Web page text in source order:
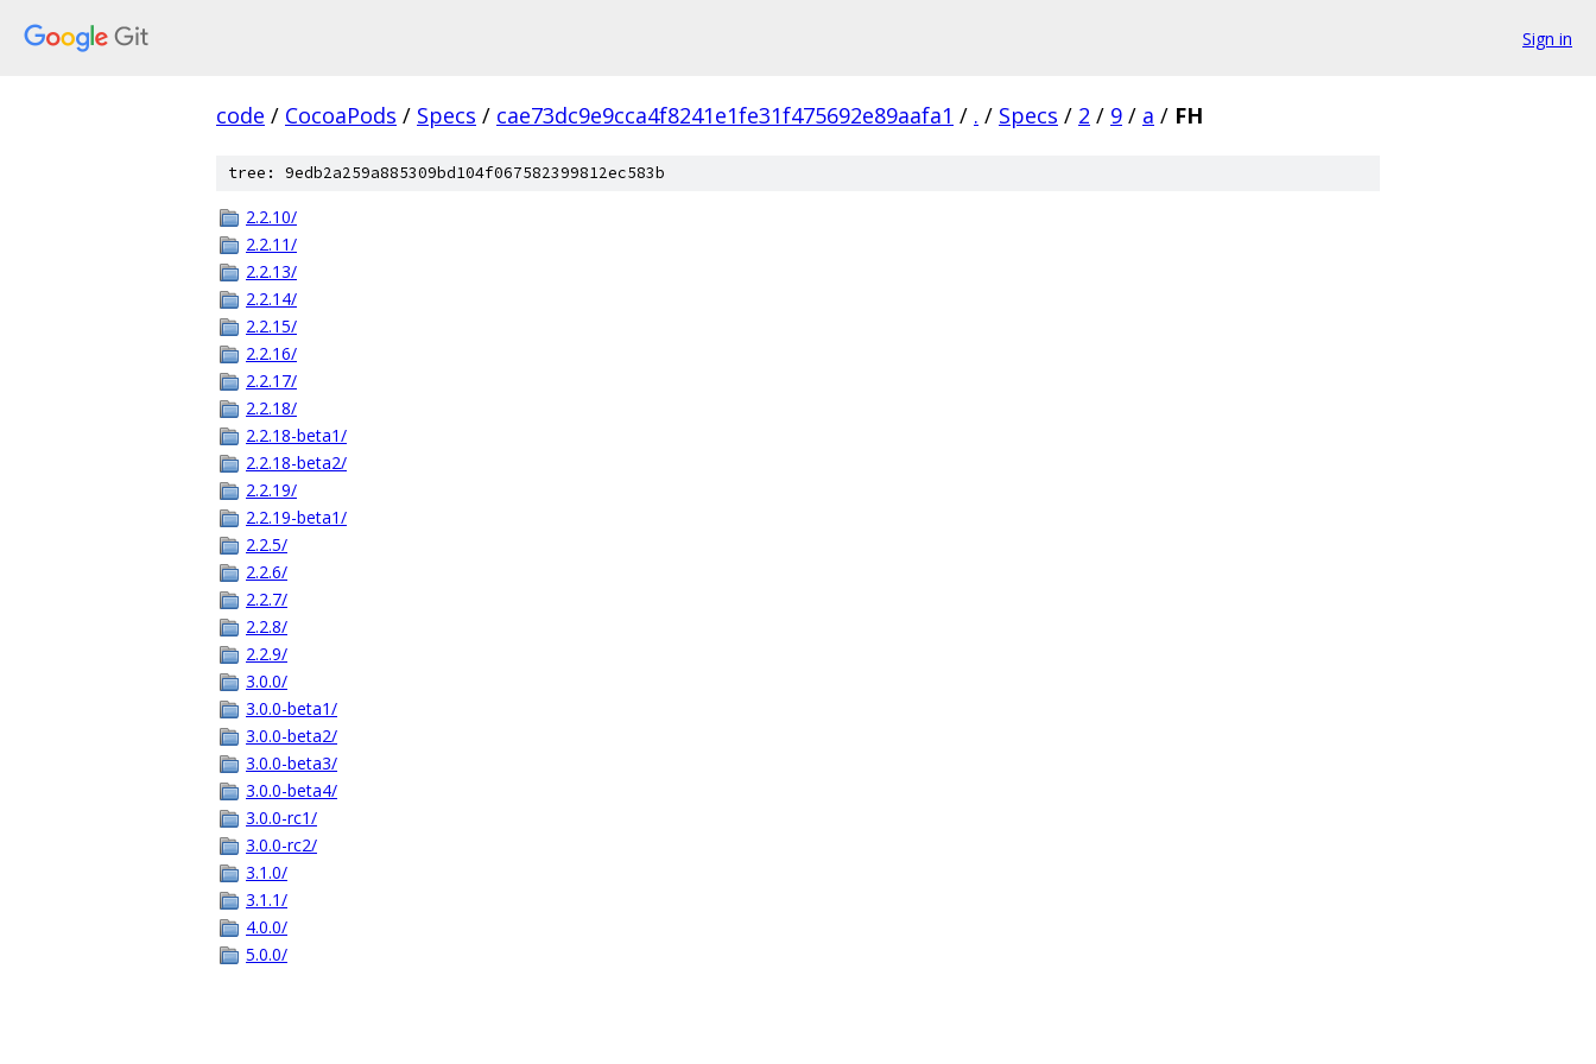
Sign in
code / CocoaPods / Specs / cae73dc9e9cca4f8241e1fe31f475692e89aafa1 / . / Specs / 2 / 9 / a / FH
tree: 9edb2a259a885309bd104f067582399812ec583b
2.2.10/
2.2.11/
2.2.13/
2.2.14/
2.2.15/
2.2.16/
2.2.17/
2.2.18/
2.2.18-beta1/
2.2.18-beta2/
2.2.19/
2.2.19-beta1/
2.2.5/
2.2.6/
2.2.7/
2.2.8/
2.2.9/
3.0.0/
3.0.0-beta1/
3.0.0-beta2/
3.0.0-beta3/
3.0.0-beta4/
3.0.0-rc1/
3.0.0-rc2/
3.1.0/
3.1.1/
4.0.0/
5.0.0/